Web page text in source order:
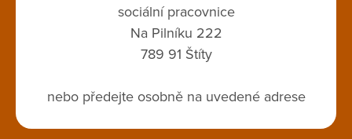
sociální pracovnice
Na Pilníku 222
789 91 Štíty
nebo předejte osobně na uvedené adrese